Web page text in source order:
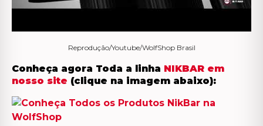
Reprodução/Youtube/WolfShop Brasil
Conheça agora Toda a linha NIKBAR em
nosso site (clique na imagem abaixo):